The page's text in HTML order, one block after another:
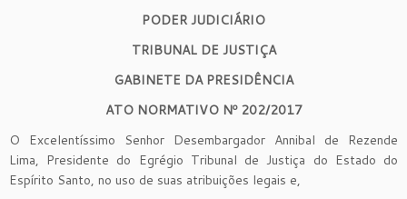
PODER JUDICIÁRIO
TRIBUNAL DE JUSTIÇA
GABINETE DA PRESIDÊNCIA
ATO NORMATIVO Nº 202/2017
O Excelentíssimo Senhor Desembargador Annibal de Rezende
Lima, Presidente do Egrégio Tribunal de Justiça do Estado do
Espírito Santo, no uso de suas atribuições legais e,